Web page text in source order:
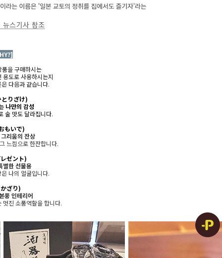
을 구매하시는
도로 사용하시는지
다음과 같습니다.
りざけ)
나만의 감성
술 맛도 달라집니다.
もいで)
리움의 잔상
느낌으로 한잔합니다.
ゼント)
별한 선물용
나의 얼굴입니다.
ざり)
풍 인테리어
진 소품역할을 합니다.